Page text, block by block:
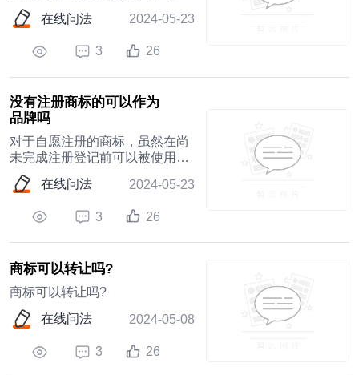
的办法便是向商标局提出为多种
不同类别的产品或服务进行商标
在线问法 2024-05-23
3 26
没有注册商标的可以作为
品牌吗
对于自愿注册的商标，虽然在尚
未完成注册登记前可以被使用于
商业活动中，但请注意此类商标
并不能得到法律的充分保护
在线问法 2024-05-23
3 26
商标可以转让吗?
商标可以转让吗?
在线问法
2024-05-08
3 26